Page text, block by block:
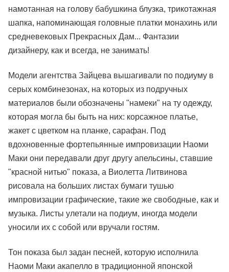
намотанная на голову бабушкина блузка, трикотажная
шапка, напоминающая головные платки монахинь или
средневековых Прекрасных Дам... Фантазии
дизайнеру, как и всегда, не занимать!
Модели агентства Зайцева вышагивали по подиуму в
серых комбинезонах, на которых из подручных
материалов были обозначены "намеки" на ту одежду,
которая могла бы быть на них: корсажное платье,
жакет с цветком на планке, сарафан. Под
вдохновенные фортепьянные импровизации Наоми
Маки они передавали друг другу апельсины, ставшие
"красной нитью" показа, а Виолетта Литвинова
рисовала на больших листах бумаги тушью
импровизации графические, такие же свободные, как и
музыка. Листы улетали на подиум, иногда модели
уносили их с собой или вручали гостям.
Тон показа был задан песней, которую исполнила
Наоми Маки акапелло в традиционной японской